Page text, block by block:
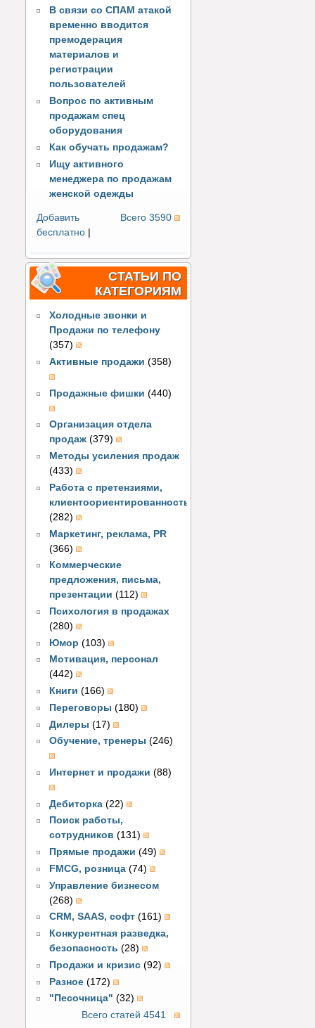
В связи со СПАМ атакой
временно вводится
премодерация
материалов и
регистрации
пользователей
Вопрос по активным
продажам спец
оборудования
Как обучать продажам?
Ищу активного
менеджера по продажам
женской одежды
Всего 3590
Добавить
бесплатно |
СТАТЬИ ПО
КАТЕГОРИЯМ
Холодные звонки и
Продажи по телефону
(357)
Активные продажи (358)
Продажные фишки (440)
Организация отдела
продаж (379)
Методы усиления продаж
(433)
Работа с претензиями,
клиентоориентированность
(282)
Маркетинг, реклама, PR
(366)
Коммерческие
предложения, письма,
презентации (112)
Психология в продажах
(280)
Юмор (103)
Мотивация, персонал
(442)
Книги (166)
Переговоры (180)
Дилеры (17)
Обучение, тренеры (246)
Интернет и продажи (88)
Дебиторка (22)
Поиск работы,
сотрудников (131)
Прямые продажи (49)
FMCG, розница (74)
Управление бизнесом
(268)
CRM, SAAS, софт (161)
Конкурентная разведка,
безопасность (28)
Продажи и кризис (92)
Разное (172)
"Песочница" (32)
Всего статей 4541